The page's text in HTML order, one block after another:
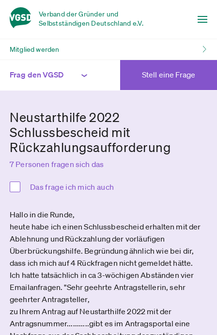
Verband der Gründer und
Selbstständigen Deutschland e.V.
Mitglied werden
Frag den VGSD Stell eine Frage
Neustarthilfe 2022
Schlussbescheid mit
Rückzahlungsaufforderung
7 Personen fragen sich das
Das frage ich mich auch
Hallo in die Runde,
heute habe ich einen Schlussbescheid erhalten mit der
Ablehnung und Rückzahlung der vorläufigen
Überbrückungshilfe. Begründung ähnlich wie bei dir,
dass ich mich auf 4 Rückfragen nicht gemeldet hätte.
Ich hatte tatsächlich in ca 3-wöchigen Abständen vier
Emailanfragen. "Sehr geehrte Antragstellerin, sehr
geehrter Antragsteller,
zu Ihrem Antrag auf Neustarthilfe 2022 mit der
Antragsnummer...........gibt es im Antragsportal eine